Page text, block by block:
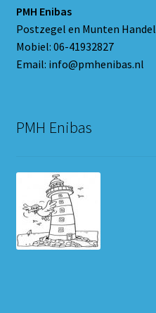
PMH Enibas
Postzegel en Munten Handel
Mobiel: 06-41932827
Email: info@pmhenibas.nl
PMH Enibas